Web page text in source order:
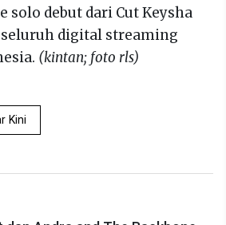
solo debut dari Cut Keysha
seluruh digital streaming
(kintan; foto rls)
Kini